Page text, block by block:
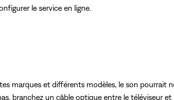
le service en ligne.
marques et différents modèles, le son pourrait
branchez un câble optique entre le téléviseur